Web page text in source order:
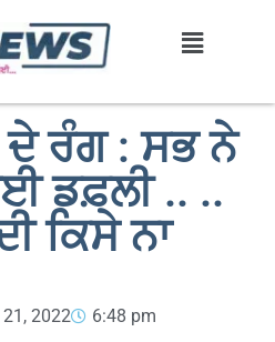
ਰੰਗ : ਸਭ ਨੇ
ਡਫ਼ਲੀ .. ..
ਕਿਸੇ ਨਾ
2022
6:48 pm